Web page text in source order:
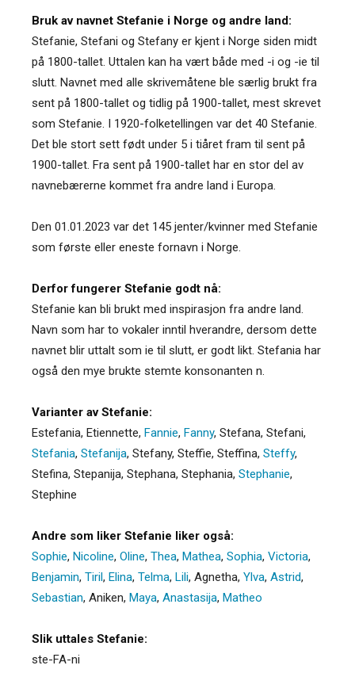
Bruk av navnet Stefanie i Norge og andre land:
Stefanie, Stefani og Stefany er kjent i Norge siden midt
på 1800-tallet. Uttalen kan ha vært både med -i og -ie til
slutt. Navnet med alle skrivemåtene ble særlig brukt fra
sent på 1800-tallet og tidlig på 1900-tallet, mest skrevet
som Stefanie. I 1920-folketellingen var det 40 Stefanie.
Det ble stort sett født under 5 i tiåret fram til sent på
1900-tallet. Fra sent på 1900-tallet har en stor del av
navnebærerne kommet fra andre land i Europa.
Den 01.01.2023 var det 145 jenter/kvinner med Stefanie
som første eller eneste fornavn i Norge.
Derfor fungerer Stefanie godt nå:
Stefanie kan bli brukt med inspirasjon fra andre land.
Navn som har to vokaler inntil hverandre, dersom dette
navnet blir uttalt som ie til slutt, er godt likt. Stefania har
også den mye brukte stemte konsonanten n.
Varianter av Stefanie:
Estefania, Etiennette, Fannie, Fanny, Stefana, Stefani,
Stefania, Stefanija, Stefany, Steffie, Steffina, Steffy,
Stefina, Stepanija, Stephana, Stephania, Stephanie,
Stephine
Andre som liker Stefanie liker også:
Sophie, Nicoline, Oline, Thea, Mathea, Sophia, Victoria,
Benjamin, Tiril, Elina, Telma, Lili, Agnetha, Ylva, Astrid,
Sebastian, Aniken, Maya, Anastasija, Matheo
Slik uttales Stefanie:
ste-FA-ni